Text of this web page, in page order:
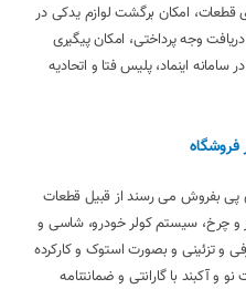
قطعات، امکان برگشت لوازم یدکی در
وجه پرداختی، امکان پیگیری
سامانه اینماد، پلیس فتا و اتحادیه
پی بفروش می رسند از قبیل قطعات
و چرخ، سیستم کولر خودرو، شاسی و
و تزئینی و بصورت استوک و کارکرده
آکبند با گارانتی و ضمانتنامه